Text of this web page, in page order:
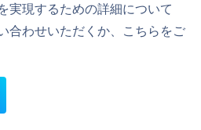
実現するための詳細について
合わせいただくか、こちらをご